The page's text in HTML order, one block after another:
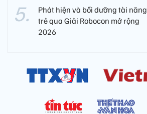
Phát hiện và bồi dưỡng tài năng
trẻ qua Giải Robocon mở rộng
2026